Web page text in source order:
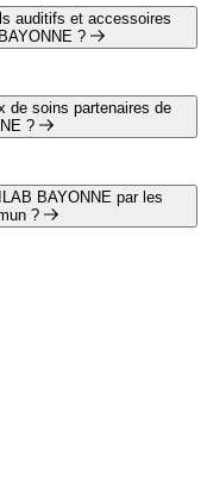
auditif complet et
:
auditifs et accessoires
?
de soins partenaires de
?
BAYONNE par les
?